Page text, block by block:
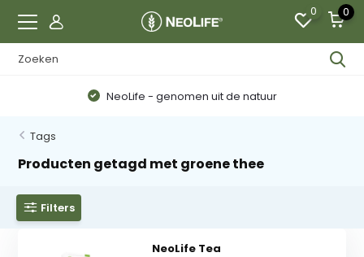
0 0
NeoLife - genomen uit de natuur
Tags
Producten getagd met groene thee
Filters
NeoLife Tea